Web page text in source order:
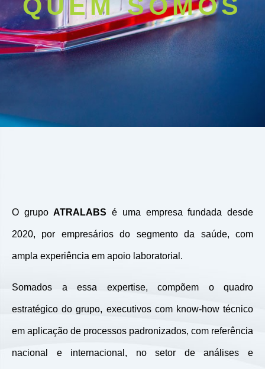
QUEM SOMOS
O grupoATRALABS é uma empresa fundada desde
2020, por empresários do segmento da saúde, com
ampla experiência em apoio laboratorial.
Somados a essa expertise, compõem o quadro
estratégico do grupo, executivos com know-how técnico
em aplicação de processos padronizados, com referência
nacional e internacional, no setor de análises e